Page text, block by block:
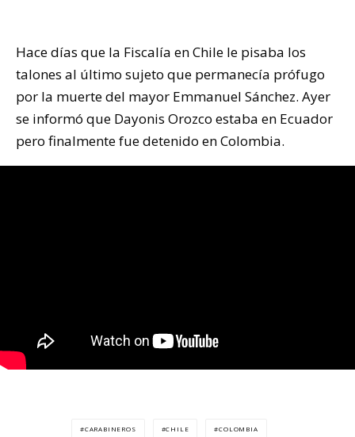
Hace días que la Fiscalía en Chile le pisaba los
talones al último sujeto que permanecía prófugo
por la muerte del mayor Emmanuel Sánchez. Ayer
se informó que Dayonis Orozco estaba en Ecuador
pero finalmente fue detenido en Colombia.
CARABINEROS CHILE COLOMBIA